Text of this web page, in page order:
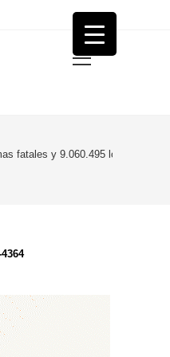
Menú
fatales y 9.060.495 los